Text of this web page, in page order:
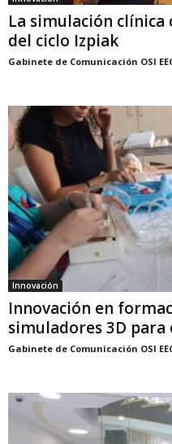
La simulación clínica
del ciclo Izpiak
Gabinete de Comunicación OSI
Innovación
Innovación en
simuladores 3D para
Gabinete de Comunicación OSI